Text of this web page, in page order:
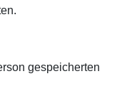
gespeicherten